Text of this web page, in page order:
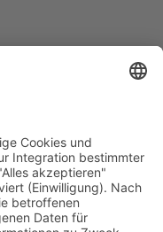
|Datenschutz
|RMA